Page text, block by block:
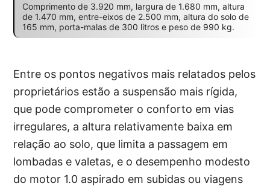
Comprimento de 3.920 mm, largura de 1.680 mm, altura
de 1.470 mm, entre-eixos de 2.500 mm, altura do solo de
165 mm, porta-malas de 300 litros e peso de 990 kg.
Entre os pontos negativos mais relatados pelos
proprietários estão a suspensão mais rígida,
que pode comprometer o conforto em vias
irregulares, a altura relativamente baixa em
relação ao solo, que limita a passagem em
lombadas e valetas, e o desempenho modesto
do motor 1.0 aspirado em subidas ou viagens